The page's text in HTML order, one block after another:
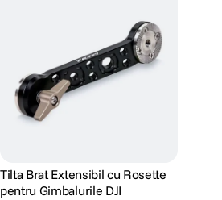
Tilta Brat Extensibil cu Rosette
pentru Gimbalurile DJI